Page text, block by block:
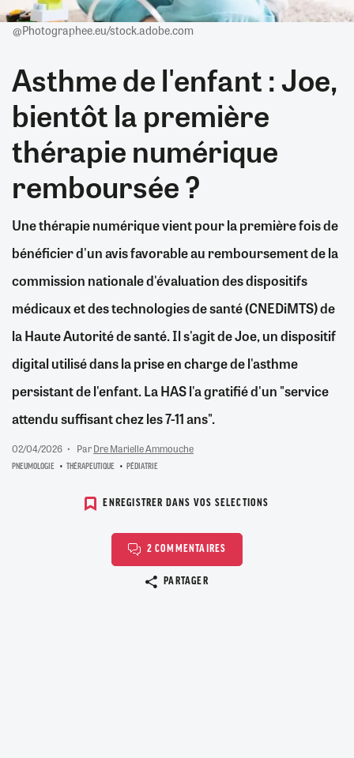
@Photographee.eu/stock.adobe.com
Asthme de l'enfant : Joe,
bientôt la première
thérapie numérique
remboursée ?
Une thérapie numérique vient pour la première fois de
bénéficier d'un avis favorable au remboursement de la
commission nationale d'évaluation des dispositifs
médicaux et des technologies de santé (CNEDiMTS) de
la Haute Autorité de santé. Il s'agit de Joe, un dispositif
digital utilisé dans la prise en charge de l'asthme
persistant de l'enfant. La HAS l'a gratifié d'un "service
attendu suffisant chez les 7-11 ans".
02/04/2026 ParDre Marielle Ammouche
PNEUMOLOGIE THÉRAPEUTIQUE PÉDIATRIE
ENREGISTRER DANS VOS SELECTIONS
2 COMMENTAIRES
PARTAGER